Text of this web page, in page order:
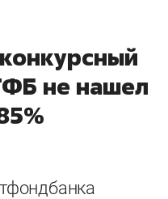
не нашел